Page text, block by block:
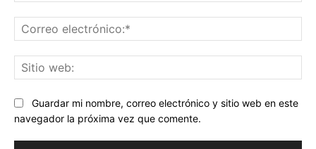
Guardar mi nombre, correo electrónico y sitio web en este
navegador la próxima vez que comente.